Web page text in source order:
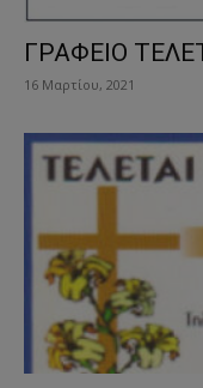
ΓΡΑΦΕΙΟ
16 Μαρτίου, 2021